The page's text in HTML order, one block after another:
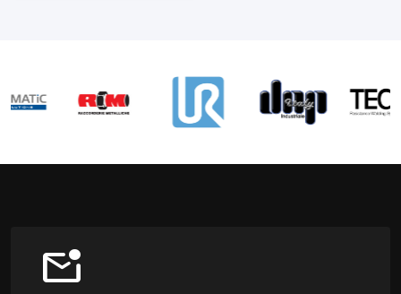
mark_email_unread